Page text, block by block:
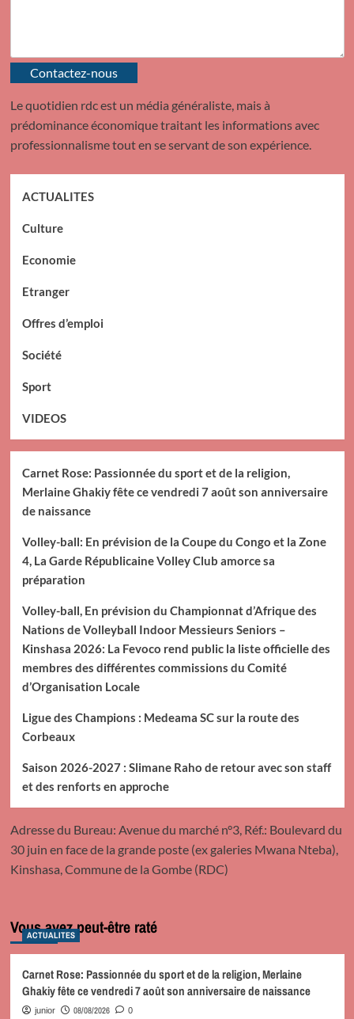
Contactez-nous
Le quotidien rdc est un média généraliste, mais à
prédominance économique traitant les informations avec
professionnalisme tout en se servant de son expérience.
ACTUALITES
Culture
Economie
Etranger
Offres d’emploi
Société
Sport
VIDEOS
Carnet Rose: Passionnée du sport et de la religion,
Merlaine Ghakiy fête ce vendredi 7 août son anniversaire
de naissance
Volley-ball: En prévision de la Coupe du Congo et la Zone
4, La Garde Républicaine Volley Club amorce sa
préparation
Volley-ball, En prévision du Championnat d’Afrique des
Nations de Volleyball Indoor Messieurs Seniors –
Kinshasa 2026: La Fevoco rend public la liste officielle des
membres des différentes commissions du Comité
d’Organisation Locale
Ligue des Champions : Medeama SC sur la route des
Corbeaux
Saison 2026-2027 : Slimane Raho de retour avec son staff
et des renforts en approche
Adresse du Bureau: Avenue du marché n°3, Réf.: Boulevard du
30 juin en face de la grande poste (ex galeries Mwana Nteba),
Kinshasa, Commune de la Gombe (RDC)
Vous avez peut-être raté
ACTUALITES
Carnet Rose: Passionnée du sport et de la religion, Merlaine
Ghakiy fête ce vendredi 7 août son anniversaire de naissance
junior 08/08/2026 0